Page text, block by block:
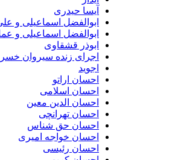
آیسا حیدری
ابوالفضل اسماعیلی و علی براتی
ابوالفضل اسماعیلی و عماد حامدی
ابوذر قشقاوی
اجرای زنده سیروان خسروی
احسان اراتو
احسان اسلامی
احسان الدین معین
احسان تهرانچی
احسان حق شناس
احسان خواجه امیری
احسان رئیسی